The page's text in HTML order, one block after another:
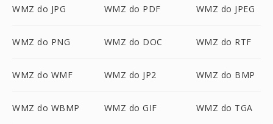
WMZ do JPG WMZ do PDF WMZ do JPEG
WMZ do PNG WMZ do DOC WMZ do RTF
WMZ do WMF WMZ do JP2 WMZ do BMP
WMZ do WBMP WMZ do GIF WMZ do TGA